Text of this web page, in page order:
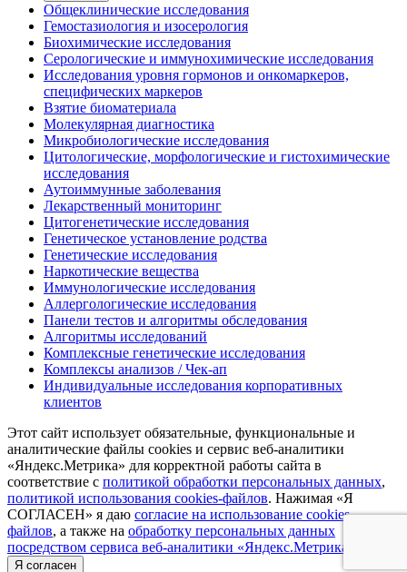
Общеклинические исследования
Гемостазиология и изосерология
Биохимические исследования
Серологические и иммунохимические исследования
Исследования уровня гормонов и онкомаркеров,
специфических маркеров
Взятие биоматериала
Молекулярная диагностика
Микробиологические исследования
Цитологические, морфологические и гистохимические
исследования
Аутоиммунные заболевания
Лекарственный мониторинг
Цитогенетические исследования
Генетическое установление родства
Генетические исследования
Наркотические вещества
Иммунологические исследования
Аллергологические исследования
Панели тестов и алгоритмы обследования
Алгоритмы исследований
Комплексные генетические исследования
Комплексы анализов / Чек-ап
Индивидуальные исследования корпоративных
клиентов
Этот сайт использует обязательные, функциональные и
аналитические файлы cookies и сервис веб-аналитики
«Яндекс.Метрика» для корректной работы сайта в
соответствие с политикой обработки персональных данных,
политикой использования cookies-файлов. Нажимая «Я
СОГЛАСЕН» я даю согласие на использование cookies
файлов, а также на обработку персональных данных
посредством сервиса веб-аналитики «Яндекс.Метрика»
Я согласен